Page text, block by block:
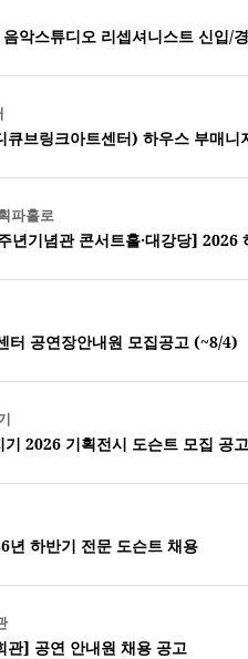
악스튜디오 리셉셔니스트 신입/
큐브링크아트센터) 하우스 부매니
파홀로
년기념관 콘서트홀·대강당] 2026
터 공연장안내원 모집공고 (~8/4)
기 2026 기획전시 도슨트 모집 공고
년 하반기 전문 도슨트 채용
관] 공연 안내원 채용 공고